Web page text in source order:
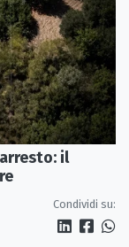
il
Condividi su: